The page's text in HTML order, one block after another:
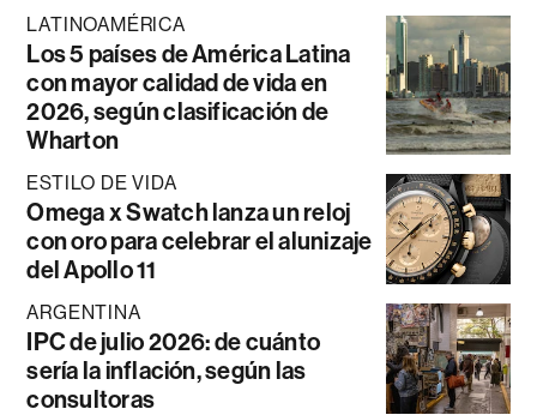
LATINOAMÉRICA
Los 5 países de América Latina
con mayor calidad de vida en
2026, según clasificación de
Wharton
ESTILO DE VIDA
Omega x Swatch lanza un reloj
con oro para celebrar el alunizaje
del Apollo 11
ARGENTINA
IPC de julio 2026: de cuánto
sería la inflación, según las
consultoras